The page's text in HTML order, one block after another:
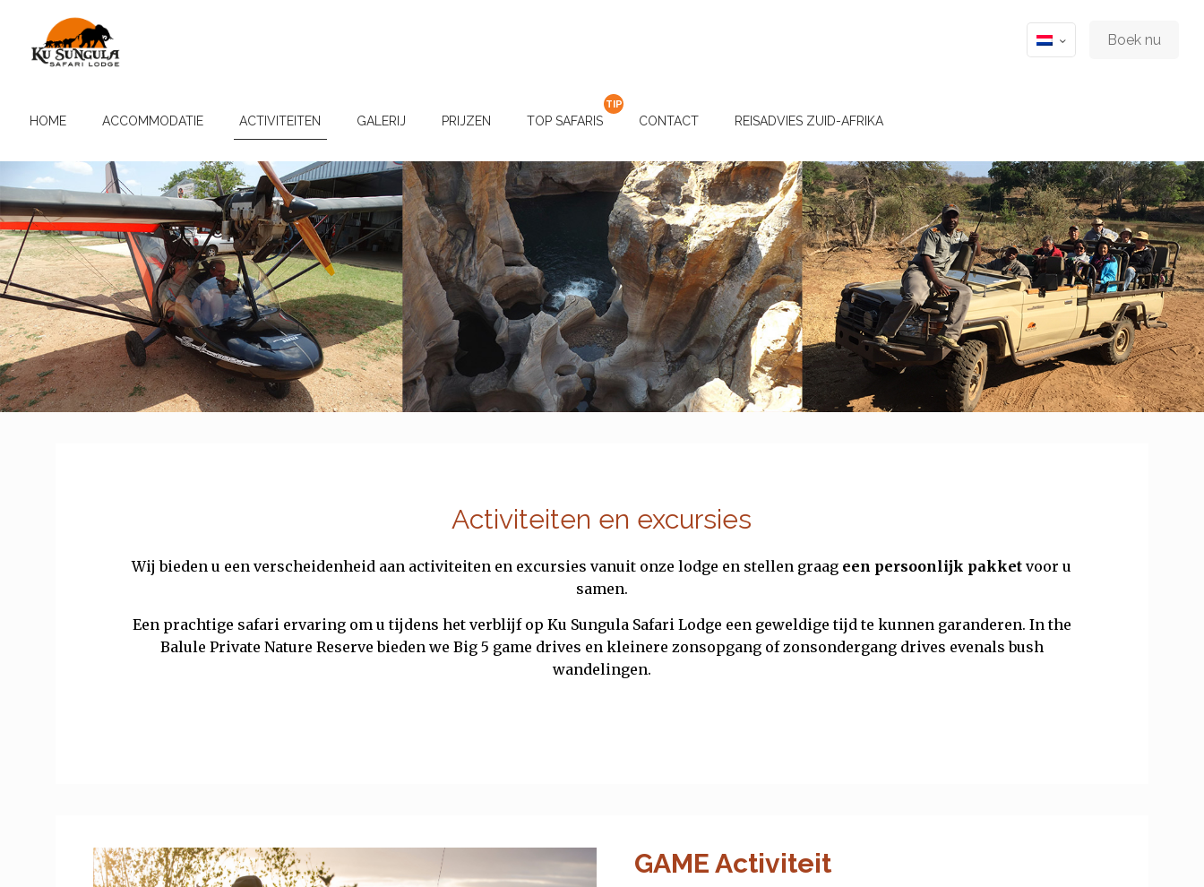
HOME ACCOMMODATIE ACTIVITEITEN GALERIJ PRIJZEN TOP SAFARIS CONTACT REISADVIES ZUID-AFRIKA
Boek nu
Activiteiten en excursies
Wij bieden u een verscheidenheid aan activiteiten en excursies vanuit onze lodge en stellen graag een persoonlijk pakketvoor u
samen.
Een prachtige safari ervaring om u tijdens het verblijf op Ku Sungula Safari Lodge een geweldige tijd te kunnen garanderen. In the
Balule Private Nature Reserve bieden we Big 5 game drives en kleinere zonsopgang of zonsondergang drives evenals bush
wandelingen.
GAME Activiteit